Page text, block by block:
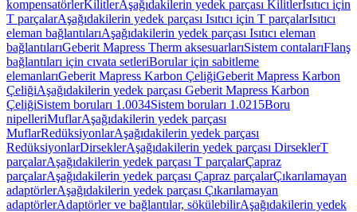
kompensatörlerKilitlerAşağıdakilerin yedek parçası KilitlerIsıtıcı için
T parçalarAşağıdakilerin yedek parçası Isıtıcı için T parçalarIsıtıcı
eleman bağlantılarıAşağıdakilerin yedek parçası Isıtıcı eleman
bağlantılarıGeberit Mapress Therm aksesuarlarıSistem contalarıFlanş
bağlantıları için cıvata setleriBorular için sabitleme
elemanlarıGeberit Mapress Karbon ÇeliğiGeberit Mapress Karbon
ÇeliğiAşağıdakilerin yedek parçası Geberit Mapress Karbon
ÇeliğiSistem boruları 1.0034Sistem boruları 1.0215Boru
nipelleriMuflarAşağıdakilerin yedek parçası
MuflarRedüksiyonlarAşağıdakilerin yedek parçası
RedüksiyonlarDirseklerAşağıdakilerin yedek parçası DirseklerT
parçalarAşağıdakilerin yedek parçası T parçalarÇapraz
parçalarAşağıdakilerin yedek parçası Çapraz parçalarÇıkarılamayan
adaptörlerAşağıdakilerin yedek parçası Çıkarılamayan
adaptörlerAdaptörler ve bağlantılar, sökülebilirAşağıdakilerin yedek